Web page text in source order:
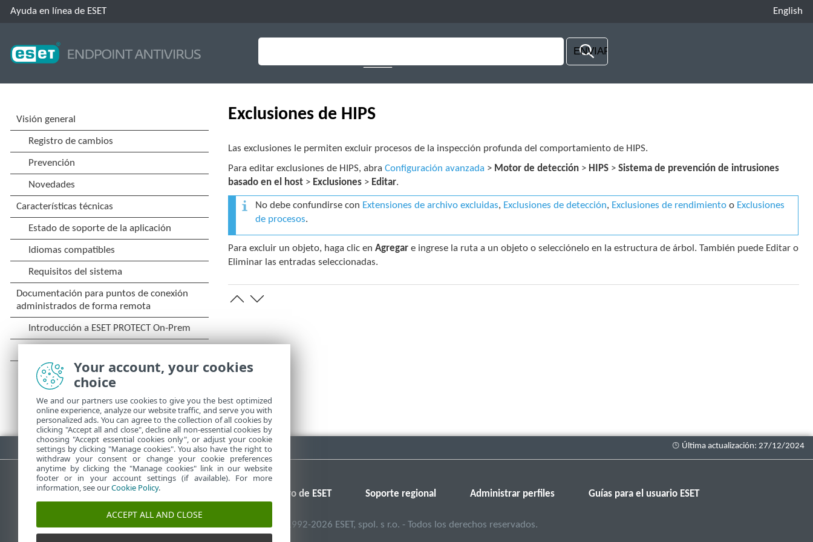
Ayuda en línea de ESET English
Exclusiones de HIPS
Las exclusiones le permiten excluir procesos de la inspección profunda del comportamiento de HIPS.
Para editar exclusiones de HIPS, abraConfiguración avanzada > Motor de detección > HIPS >Sistema de prevención de intrusiones
basado en el host > Exclusiones > Editar.
No debe confundirse con Extensiones de archivo excluidas, Exclusiones de detección, Exclusiones de rendimiento o Exclusiones
de procesos.
Para excluir un objeto, haga clic enAgregar e ingrese la ruta a un objeto o selecciónelo en la estructura de árbol. También puede Editar o
Eliminar las entradas seleccionadas.
Descargar PDF
Base de conocimiento de ESET Foro de ESET Soporte regional Administrar perfiles Guías para el usuario ESET
1992-2026 ESET, spol. s r.o. - Todos los derechos reservados.
Your account, your cookies
choice
We and our partners use cookies to give you the best optimized
online experience, analyze our website traffic, and serve you with
personalized ads. You can agree to the collection of all cookies by
clicking "Accept all and close", decline all non-essential cookies by
choosing "Accept essential cookies only", or adjust your cookie
settings by clicking "Manage cookies". You also have the right to
withdraw your consent or change your cookie preferences
anytime by clicking the "Manage cookies" link in our website
footer or in your account settings (if available). For more
information, see ourCookie Policy.
ACCEPT ALL AND CLOSE